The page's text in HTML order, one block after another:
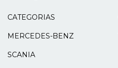
CATEGORIAS
MERCEDES-BENZ
SCANIA